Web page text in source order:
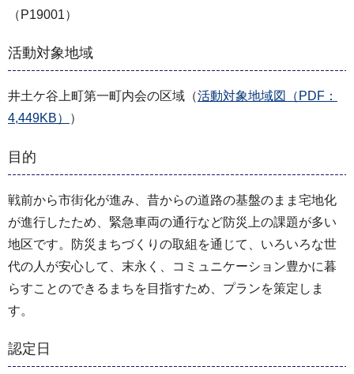
（P19001）
活動対象地域
井土ケ谷上町第一町内会の区域（活動対象地域図（PDF：
4,449KB）
）
目的
戦前から市街化が進み、昔からの道路の基盤のまま宅地化
が進行したため、緊急車両の通行など防災上の課題が多い
地区です。防災まちづくりの取組を通じて、いろいろな世
代の人が安心して、末永く、コミュニケーション豊かに暮
らすことのできるまちを目指すため、プランを策定しま
す。
認定日